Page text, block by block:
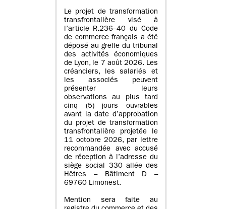
Le projet de transformation
transfrontalière visé à
l’article R.236–40 du Code
de commerce français a été
déposé au greffe du tribunal
des activités économiques
de Lyon, le 7 août 2026. Les
créanciers, les salariés et
les associés peuvent
présenter leurs
observations au plus tard
cinq (5) jours ouvrables
avant la date d’approbation
du projet de transformation
transfrontalière projetée le
11 octobre 2026, par lettre
recommandée avec accusé
de réception à l’adresse du
siège social 330 allée des
Hêtres – Bâtiment D –
69760 Limonest.
Mention sera faite au